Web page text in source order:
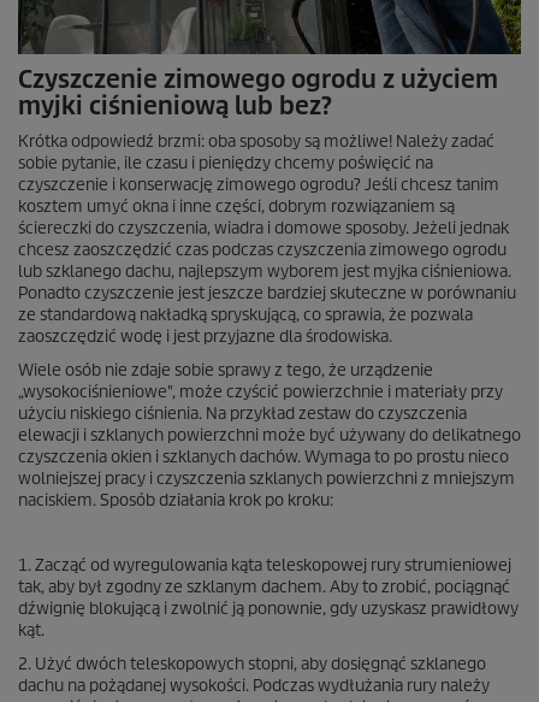
Czyszczenie zimowego ogrodu z użyciem
myjki ciśnieniową lub bez?
Krótka odpowiedź brzmi: oba sposoby są możliwe! Należy zadać
sobie pytanie, ile czasu i pieniędzy chcemy poświęcić na
czyszczenie i konserwację zimowego ogrodu? Jeśli chcesz tanim
kosztem umyć okna i inne części, dobrym rozwiązaniem są
ściereczki do czyszczenia, wiadra i domowe sposoby. Jeżeli jednak
chcesz zaoszczędzić czas podczas czyszczenia zimowego ogrodu
lub szklanego dachu, najlepszym wyborem jest myjka ciśnieniowa.
Ponadto czyszczenie jest jeszcze bardziej skuteczne w porównaniu
ze standardową nakładką spryskującą, co sprawia, że pozwala
zaoszczędzić wodę i jest przyjazne dla środowiska.
Wiele osób nie zdaje sobie sprawy z tego, że urządzenie
„wysokociśnieniowe", może czyścić powierzchnie i materiały przy
użyciu niskiego ciśnienia. Na przykład zestaw do czyszczenia
elewacji i szklanych powierzchni może być używany do delikatnego
czyszczenia okien i szklanych dachów. Wymaga to po prostu nieco
wolniejszej pracy i czyszczenia szklanych powierzchni z mniejszym
naciskiem. Sposób działania krok po kroku:
1. Zacząć od wyregulowania kąta teleskopowej rury strumieniowej
tak, aby był zgodny ze szklanym dachem. Aby to zrobić, pociągnąć
dźwignię blokującą i zwolnić ją ponownie, gdy uzyskasz prawidłowy
kąt.
2. Użyć dwóch teleskopowych stopni, aby dosięgnąć szklanego
dachu na pożądanej wysokości. Podczas wydłużania rury należy